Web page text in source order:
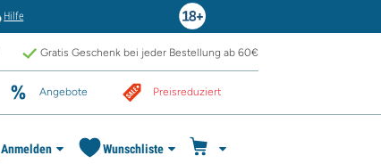
Hilfe
Gratis Geschenk bei jeder Bestellung ab 60€
Angebote Preisreduziert
Anmelden Wunschliste